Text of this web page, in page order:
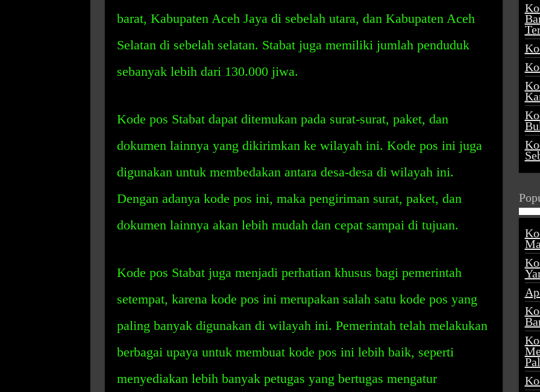
barat, Kabupaten Aceh Jaya di sebelah utara, dan Kabupaten Aceh
Selatan di sebelah selatan. Stabat juga memiliki jumlah penduduk
sebanyak lebih dari 130.000 jiwa.
Kode pos Stabat dapat ditemukan pada surat-surat, paket, dan
dokumen lainnya yang dikirimkan ke wilayah ini. Kode pos ini juga
digunakan untuk membedakan antara desa-desa di wilayah ini.
Dengan adanya kode pos ini, maka pengiriman surat, paket, dan
dokumen lainnya akan lebih mudah dan cepat sampai di tujuan.
Kode pos Stabat juga menjadi perhatian khusus bagi pemerintah
setempat, karena kode pos ini merupakan salah satu kode pos yang
paling banyak digunakan di wilayah ini. Pemerintah telah melakukan
berbagai upaya untuk membuat kode pos ini lebih baik, seperti
menyediakan lebih banyak petugas yang bertugas mengatur